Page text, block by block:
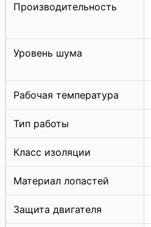
Производительность
Уровень шума
Рабочая температура
Тип работы
Класс изоляции
Материал лопастей
Защита двигателя